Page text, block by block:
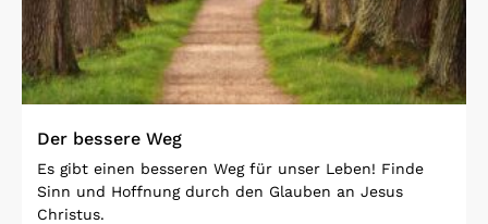
Der bessere Weg
Es gibt einen besseren Weg für unser Leben! Finde
Sinn und Hoffnung durch den Glauben an Jesus
Christus.